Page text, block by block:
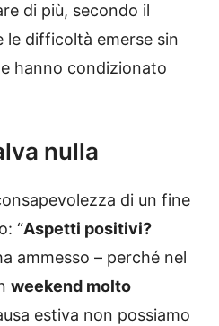
di più, secondo il
difficoltà emerse sin
hanno condizionato
nulla
di un fine
“Aspetti positivi?
ammesso – perché nel
weekend molto
estiva non possiamo